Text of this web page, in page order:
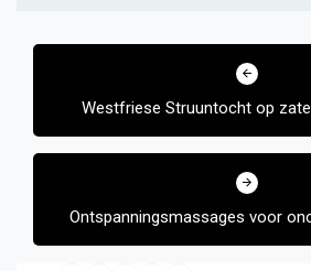
Bericht
Westfriese Struuntocht op
Ontspanningsmassages voor